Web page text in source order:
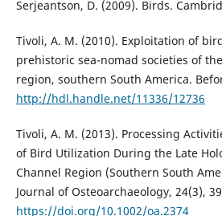
Serjeantson, D. (2009). Birds.
Tivoli, A. M. (2010). Exploitation of
prehistoric sea-nomad societies of
region, southern South America.
http://hdl.handle.net/11336/12736
Tivoli, A. M. (2013). Processing
of Bird Utilization During the Late
Channel Region (Southern South
Journal of Osteoarchaeology, 24(3),
https://doi.org/10.1002/oa.2374